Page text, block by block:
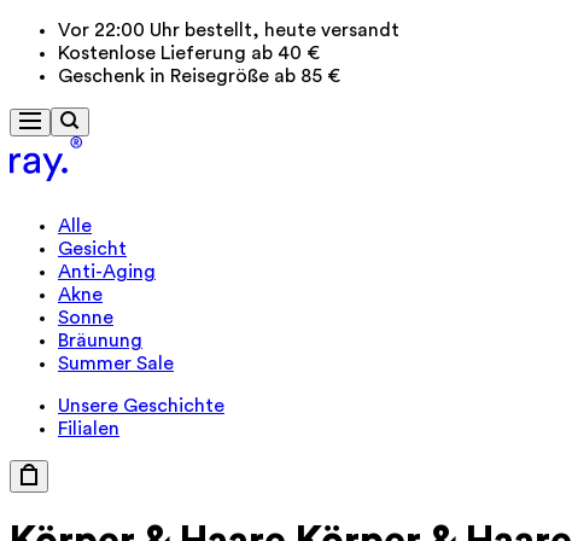
Vor 22:00 Uhr bestellt, heute versandt
Kostenlose Lieferung ab 40 €
Geschenk in Reisegröße ab 85 €
Alle
Gesicht
Anti-Aging
Akne
Sonne
Bräunung
Summer Sale
Unsere Geschichte
Filialen